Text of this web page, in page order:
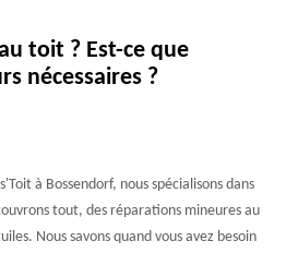
toit ? Est-ce que
nécessaires ?
à Bossendorf, nous spécialisons dans
tout, des réparations mineures au
Nous savons quand vous avez besoin